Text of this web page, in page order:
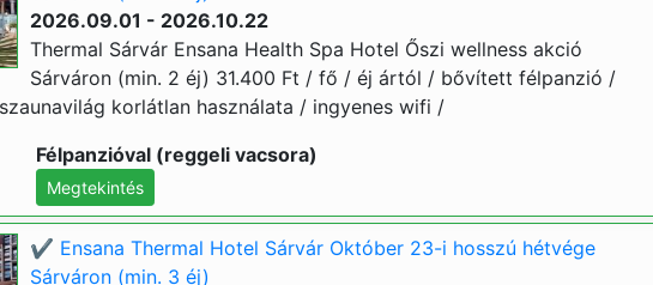
2026.09.01 - 2026.10.22
Thermal Sárvár Ensana Health Spa Hotel Őszi wellness akció
Sárváron (min. 2 éj) 31.400 Ft / fő / éj ártól / bővített félpanzió /
korlátlan használata / ingyenes wifi /
Félpanzióval (reggeli vacsora)
Megtekintés
✔️ Ensana Thermal Hotel Sárvár Október 23-i hosszú hétvége
Sárváron (min. 3 éj)